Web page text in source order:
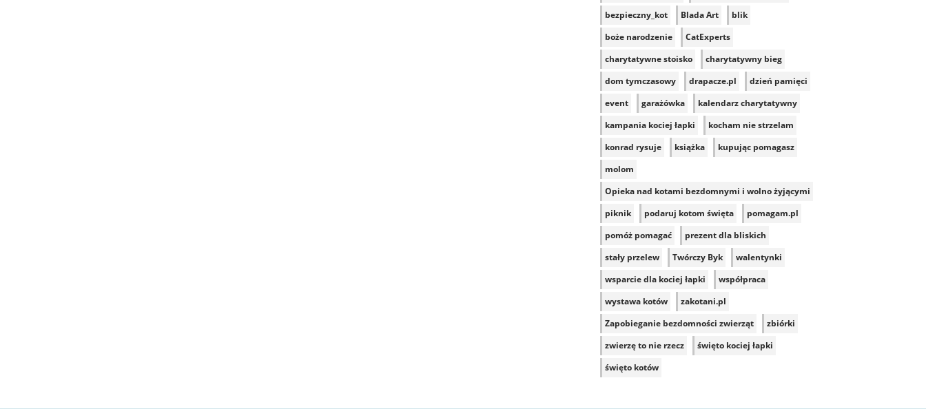
bezpieczny_kot
Blada Art
blik
boże narodzenie
CatExperts
charytatywne stoisko
charytatywny bieg
dom tymczasowy
drapacze.pl
dzień pamięci
event
garażówka
kalendarz charytatywny
kampania kociej łapki
kocham nie strzelam
konrad rysuje
książka
kupując pomagasz
molom
Opieka nad kotami bezdomnymi i wolno żyjącymi
piknik
podaruj kotom święta
pomagam.pl
pomóż pomagać
prezent dla bliskich
stały przelew
Twórczy Byk
walentynki
wsparcie dla kociej łapki
współpraca
wystawa kotów
zakotani.pl
Zapobieganie bezdomności zwierząt
zbiórki
zwierzę to nie rzecz
święto kociej łapki
święto kotów